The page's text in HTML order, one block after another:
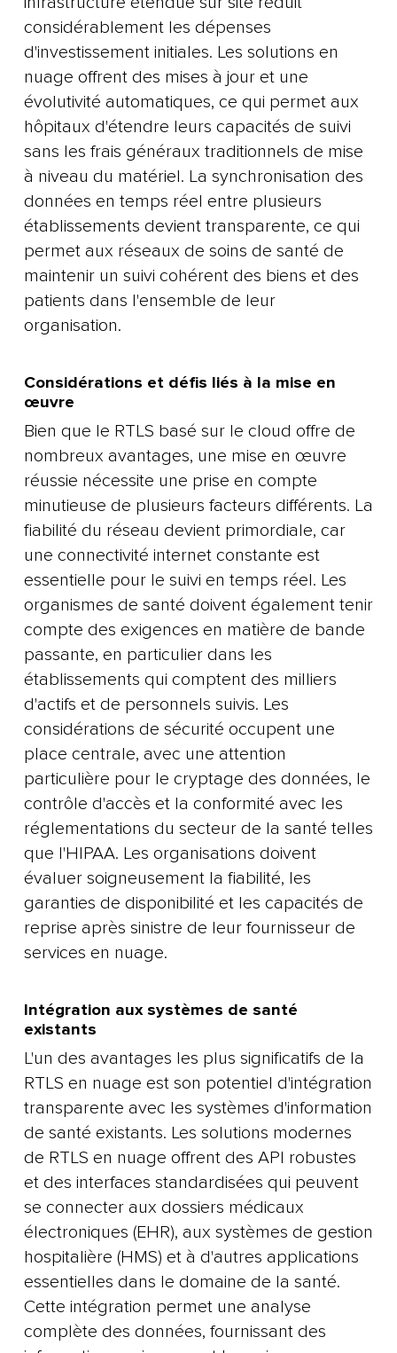
considérablement les dépenses
d'investissement initiales. Les solutions en
nuage offrent des mises à jour et une
évolutivité automatiques, ce qui permet aux
hôpitaux d'étendre leurs capacités de suivi
sans les frais généraux traditionnels de mise
à niveau du matériel. La synchronisation des
données en temps réel entre plusieurs
établissements devient transparente, ce qui
permet aux réseaux de soins de santé de
maintenir un suivi cohérent des biens et des
patients dans l'ensemble de leur
organisation.
Considérations et défis liés à la mise en
œuvre
Bien que le RTLS basé sur le cloud offre de
nombreux avantages, une mise en œuvre
réussie nécessite une prise en compte
minutieuse de plusieurs facteurs différents. La
fiabilité du réseau devient primordiale, car
une connectivité internet constante est
essentielle pour le suivi en temps réel. Les
organismes de santé doivent également tenir
compte des exigences en matière de bande
passante, en particulier dans les
établissements qui comptent des milliers
d'actifs et de personnels suivis. Les
considérations de sécurité occupent une
place centrale, avec une attention
particulière pour le cryptage des données, le
contrôle d'accès et la conformité avec les
réglementations du secteur de la santé telles
que l'HIPAA. Les organisations doivent
évaluer soigneusement la fiabilité, les
garanties de disponibilité et les capacités de
reprise après sinistre de leur fournisseur de
services en nuage.
Intégration aux systèmes de santé
existants
L'un des avantages les plus significatifs de la
RTLS en nuage est son potentiel d'intégration
transparente avec les systèmes d'information
de santé existants. Les solutions modernes
de RTLS en nuage offrent des API robustes
et des interfaces standardisées qui peuvent
se connecter aux dossiers médicaux
électroniques (EHR), aux systèmes de gestion
hospitalière (HMS) et à d'autres applications
essentielles dans le domaine de la santé.
Cette intégration permet une analyse
complète des données, fournissant des